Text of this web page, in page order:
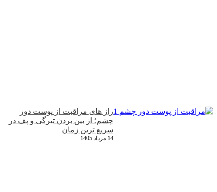
راز های مراقبت از پوست دور
چشم؛ از بین بردن تیرگی و پف در
سریع‌ ترین زمان
14 مرداد 1405